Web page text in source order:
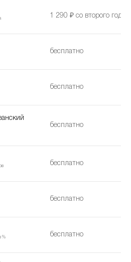
1 290 ₽ со второго года
бесплатно
бесплатно
бесплатно
бесплатно
бесплатно
% бесплатно